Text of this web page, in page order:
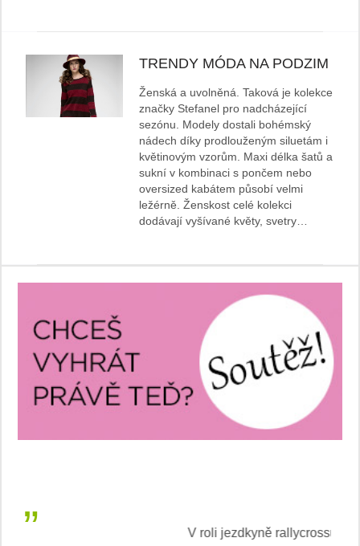
TRENDY MÓDA NA PODZIM
Ženská a uvolněná. Taková je kolekce
značky Stefanel pro nadcházející
sezónu. Modely dostali bohémský
nádech díky prodlouženým siluetám i
květinovým vzorům. Maxi délka šatů a
sukní v kombinaci s pončem nebo
oversized kabátem působí velmi
ležérně. Ženskost celé kolekci
dodávají vyšívané květy, svetry…
V roli jezdkyně rallycrossu